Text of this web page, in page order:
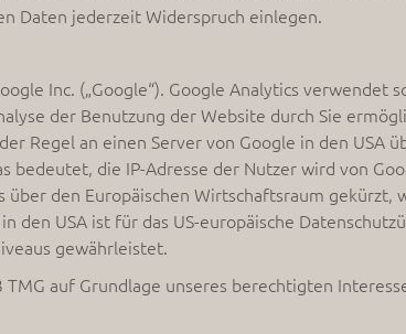
Daten jederzeit Widerspruch einlegen.
Inc. („Google“). Google Analytics verwendet
der Benutzung der Website durch Sie
Regel an einen Server von Google in den USA
die IP-Adresse der Nutzer wird von
den Europäischen Wirtschaftsraum gekürzt,
USA ist für das US-europäische
gewährleistet.
auf Grundlage unseres berechtigten